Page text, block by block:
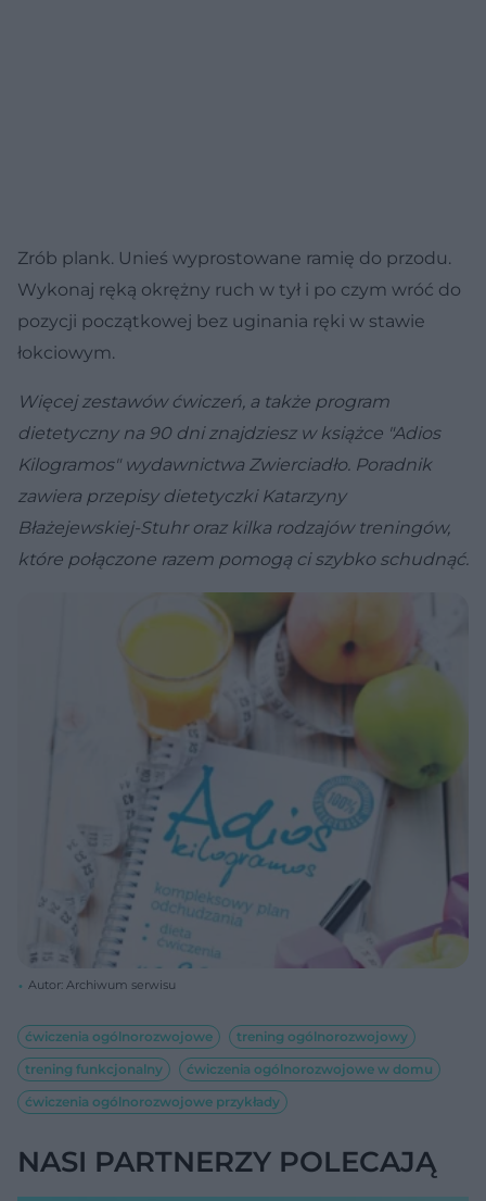
Zrób plank. Unieś wyprostowane ramię do przodu.
Wykonaj ręką okrężny ruch w tył i po czym wróć do
pozycji początkowej bez uginania ręki w stawie
łokciowym.
Więcej zestawów ćwiczeń, a także program
dietetyczny na 90 dni znajdziesz w książce "Adios
Kilogramos" wydawnictwa Zwierciadło. Poradnik
zawiera przepisy dietetyczki Katarzyny
Błażejewskiej-Stuhr oraz kilka rodzajów treningów,
które połączone razem pomogą ci szybko schudnąć.
Autor: Archiwum serwisu
ćwiczenia ogólnorozwojowe
trening ogólnorozwojowy
trening funkcjonalny
ćwiczenia ogólnorozwojowe w domu
ćwiczenia ogólnorozwojowe przykłady
NASI PARTNERZY POLECAJĄ